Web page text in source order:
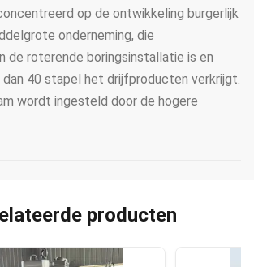
op de ontwikkeling burgerlijk
onderneming, die
de roterende boringsinstallatie is en
40 stapel het drijfproducten verkrijgt.
wordt ingesteld door de hogere
producten